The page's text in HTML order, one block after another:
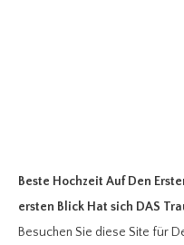
Beste Hochzeit Auf Den
ersten Blick Hat sich DAS
Besuchen Sie diese Site für